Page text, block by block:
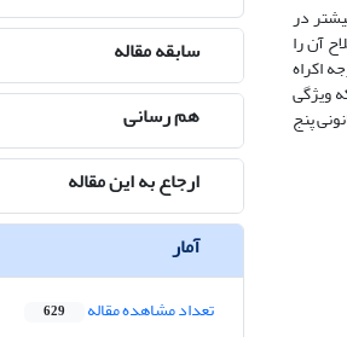
در
آن را
اکراه
ویژگی
تا کنون در موضوع امر آمر قانونی پنج
سابقه مقاله
هم رسانی
ارجاع به این مقاله
آمار
تعداد مشاهده مقاله 629